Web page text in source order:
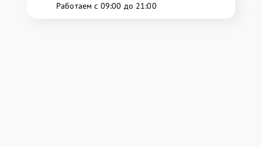
Работаем с 09:00 до 21:00